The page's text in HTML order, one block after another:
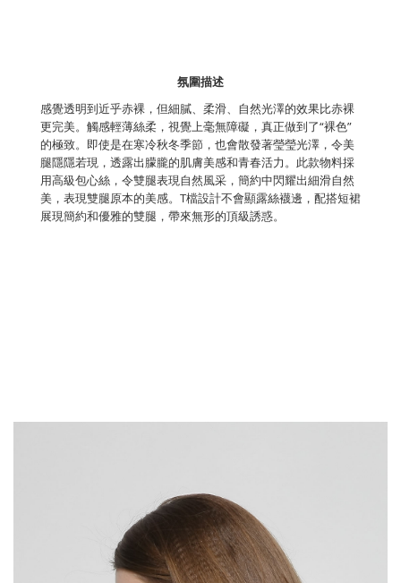
氛圍描述
感覺透明到近乎赤裸，但細膩、柔滑、自然光澤的效果比赤裸
更完美。觸感輕薄絲柔，視覺上毫無障礙，真正做到了“裸色”
的極致。即使是在寒冷秋冬季節，也會散發著瑩瑩光澤，令美
腿隱隱若現，透露出朦朧的肌膚美感和青春活力。此款物料採
用高級包心絲，令雙腿表現自然風采，簡約中閃耀出細滑自然
美，表現雙腿原本的美感。T檔設計不會顯露絲襪邊，配搭短裙
展現簡約和優雅的雙腿，帶來無形的頂級誘惑。